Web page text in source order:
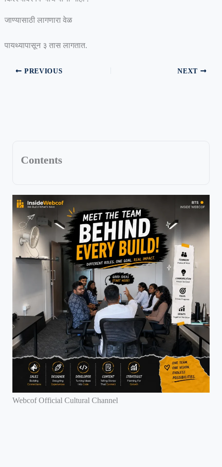
जाण्यासाठी लागणारा वेळ
पायथ्यापासून ३ तास लागतात.
PREVIOUS NEXT
Contents
Webcof Official Cultural Channel